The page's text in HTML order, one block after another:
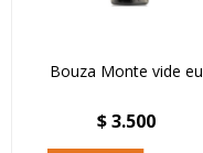
Bouza Monte vide eu
$3.500